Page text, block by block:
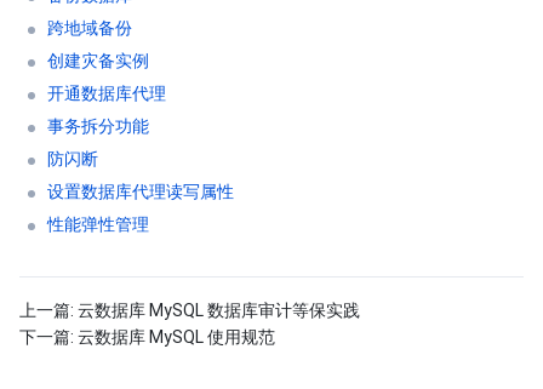
跨地域备份
创建灾备实例
开通数据库代理
事务拆分功能
防闪断
设置数据库代理读写属性
性能弹性管理
上一篇: 云数据库 MySQL 数据库审计等保实践
下一篇: 云数据库 MySQL 使用规范